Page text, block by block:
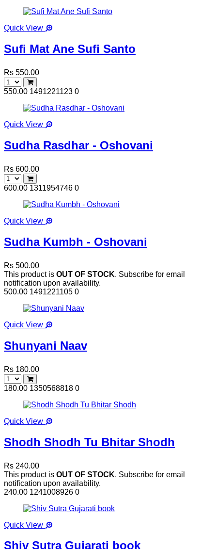
Quick View
Sufi Mat Ane Sufi Santo
Rs 550.00
550.00 1491221123 0
Quick View
Sudha Rasdhar - Oshovani
Rs 600.00
600.00 1311954746 0
Quick View
Sudha Kumbh - Oshovani
Rs 500.00
This product is OUT OF STOCK. Subscribe for email
notification upon availability.
500.00 1491221105 0
Quick View
Shunyani Naav
Rs 180.00
180.00 1350568818 0
Quick View
Shodh Shodh Tu Bhitar Shodh
Rs 240.00
This product is OUT OF STOCK. Subscribe for email
notification upon availability.
240.00 1241008926 0
Quick View
Shiv Sutra Gujarati book